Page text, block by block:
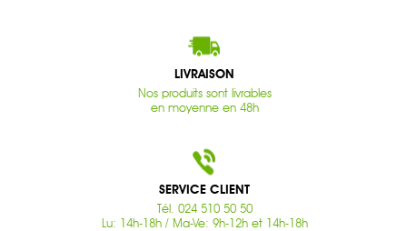
LIVRAISON
Nos produits sont livrables
en moyenne en 48h
SERVICE CLIENT
Tél. 024 510 50 50
Lu: 14h-18h / Ma-Ve: 9h-12h et 14h-18h